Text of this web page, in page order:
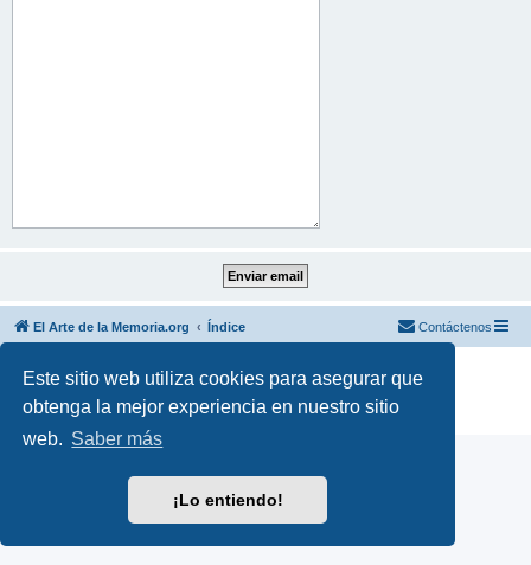
Este sitio web utiliza cookies para asegurar que
obtenga la mejor experiencia en nuestro sitio
web. Saber más
¡Lo entiendo!
El Arte de la Memoria.org Índice Contáctenos
Desarrollado por phpBB ® Forum Software © phpBB Limited
Traducción al español por
phpBB España
Privacidad|Condiciones